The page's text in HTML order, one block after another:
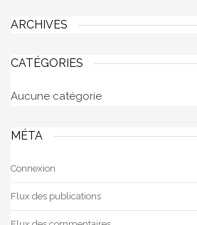
ARCHIVES
CATÉGORIES
Aucune catégorie
MÉTA
Connexion
Flux des publications